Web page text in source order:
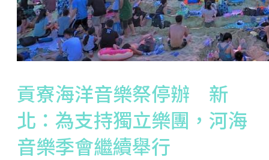
貢寮海洋音樂祭停辦 新
北：為支持獨立樂團，河海
音樂季會繼續舉行